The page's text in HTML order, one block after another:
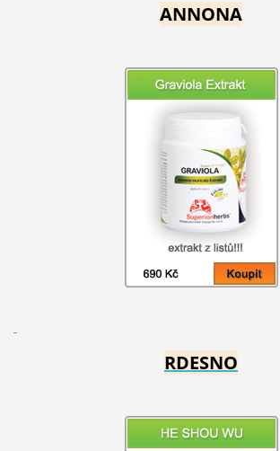
ANNONA
RDESNO